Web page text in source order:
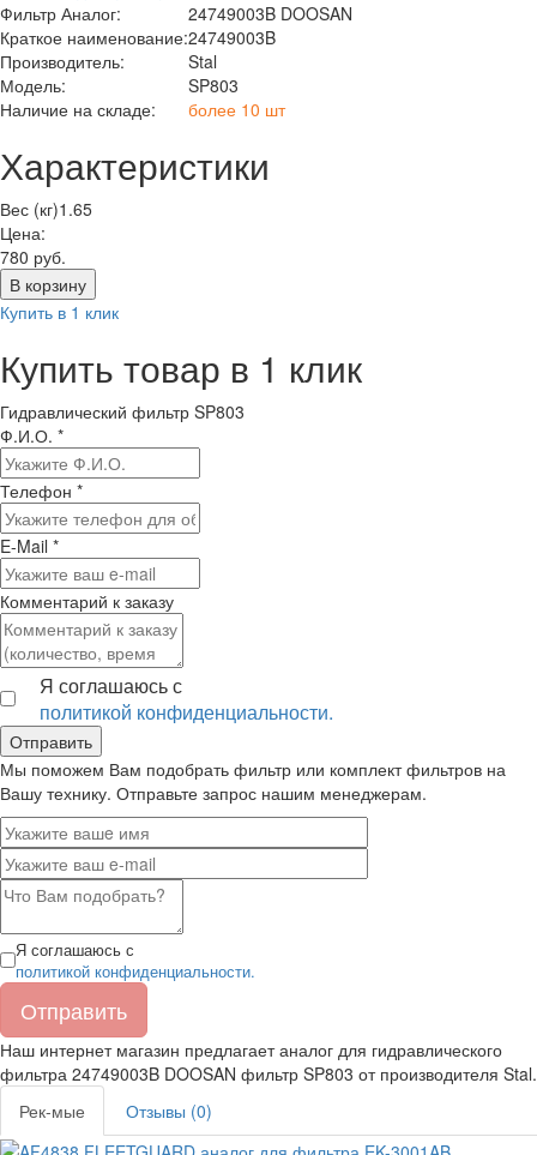
Фильтр Аналог:
24749003B DOOSAN
Краткое наименование:24749003B
Производитель:
Stal
Модель:
SP803
Наличие на складе:
более 10 шт
Характеристики
Вес (кг)1.65
Цена:
780 руб.
Купить в 1 клик
Купить товар в 1 клик
Гидравлический фильтр SP803
Ф.И.О. *
Телефон *
E-Mail *
Комментарий к заказу
Я соглашаюсь с
политикой конфиденциальности.
Мы поможем Вам подобрать фильтр или комплект фильтров на
Вашу технику. Отправьте запрос нашим менеджерам.
Я соглашаюсь с
политикой конфиденциальности.
Наш интернет магазин предлагает аналог для гидравлического
фильтра 24749003B DOOSAN фильтр SP803 от производителя Stal.
Рек-мые
Отзывы (0)